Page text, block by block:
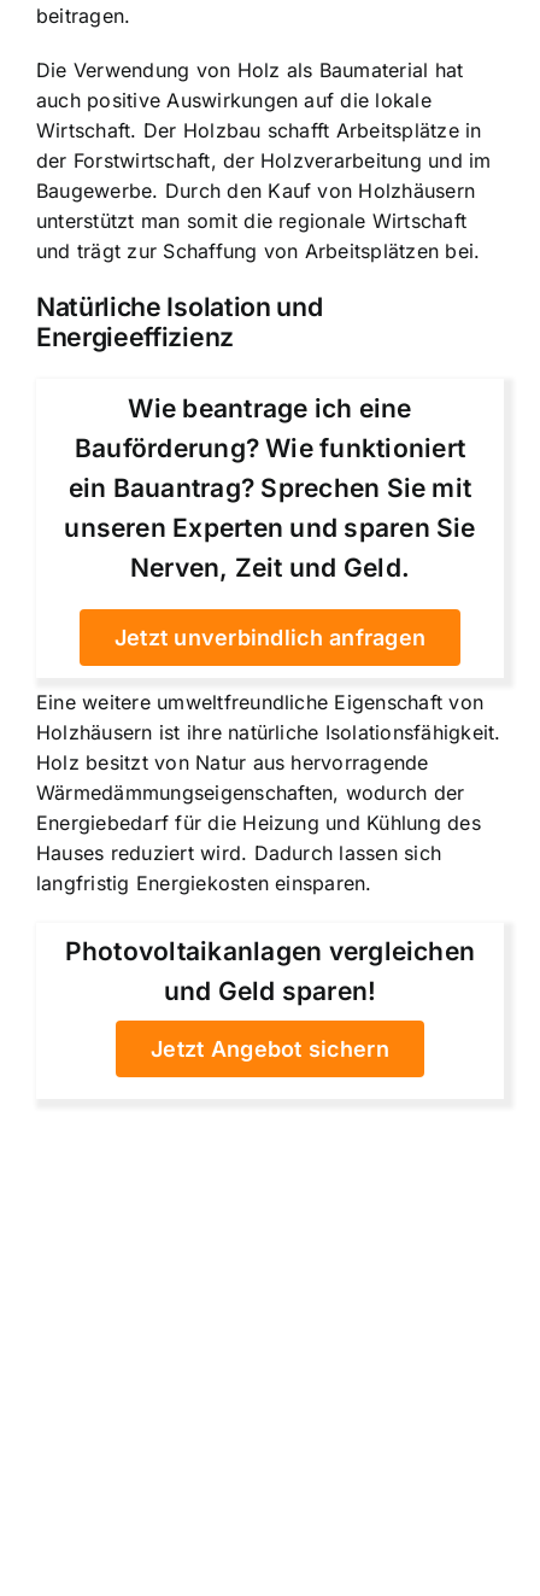
beitragen.
Die Verwendung von Holz als Baumaterial hat
auch positive Auswirkungen auf die lokale
Wirtschaft. Der Holzbau schafft Arbeitsplätze in
der Forstwirtschaft, der Holzverarbeitung und im
Baugewerbe. Durch den Kauf von Holzhäusern
unterstützt man somit die regionale Wirtschaft
und trägt zur Schaffung von Arbeitsplätzen bei.
Natürliche Isolation und
Energieeffizienz
Wie beantrage ich eine
Bauförderung? Wie funktioniert
ein Bauantrag? Sprechen Sie mit
unseren Experten und sparen Sie
Nerven, Zeit und Geld.
Jetzt unverbindlich anfragen
Eine weitere umweltfreundliche Eigenschaft von
Holzhäusern ist ihre natürliche Isolationsfähigkeit.
Holz besitzt von Natur aus hervorragende
Wärmedämmungseigenschaften, wodurch der
Energiebedarf für die Heizung und Kühlung des
Hauses reduziert wird. Dadurch lassen sich
langfristig Energiekosten einsparen.
Photovoltaikanlagen vergleichen
und Geld sparen!
Jetzt Angebot sichern